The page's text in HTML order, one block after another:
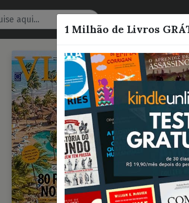
Editora
1 Milhão de Livros